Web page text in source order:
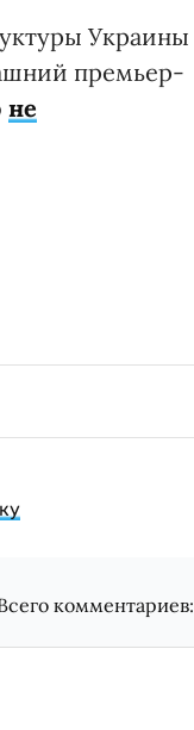
Украины
премьер-
не
комментариев: